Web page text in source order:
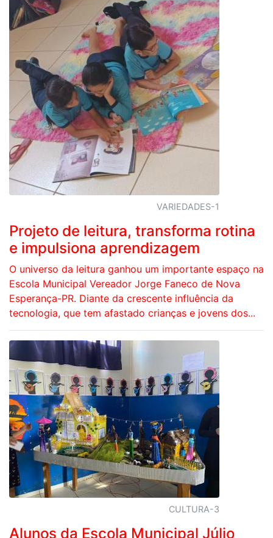
VARIEDADES-1
Projeto de leitura, transforma rotina
e impulsiona aprendizagem
O universo da leitura ganhou um importante espaço na
Escola Municipal Vereador Jorge Faneco de Nova
Esperança-PR. Diante da crescente influência da
tecnologia, que tem afastado crianças e jovens dos...
CULTURA-3
Alunos da Escola Municipal Júlio